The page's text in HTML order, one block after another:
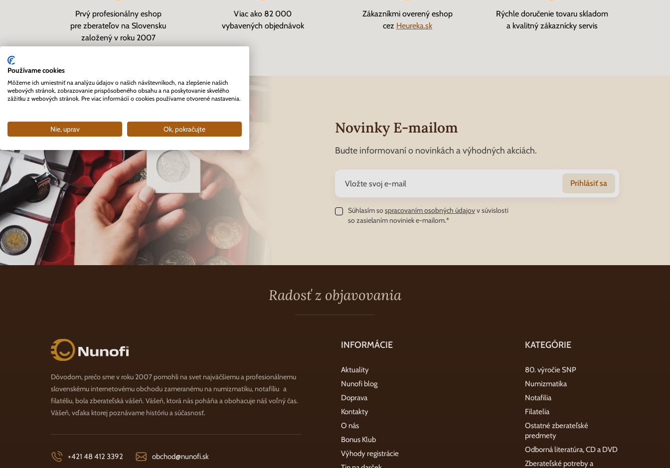
Prvý profesionálny eshop
pre zberateľov na Slovensku
založený v roku 2007
Viac ako 82 000
vybavených objednávok
Zákazníkmi overený eshop
cez Heureka.sk
Rýchle doručenie tovaru skladom
a kvalitný zákaznícky servis
Novinky E-mailom
Budte informovaní o novinkách a výhodných akciách.
Prihlásiť sa
Súhlasím sospracovaním osobných údajovv súvislosti
so zasielaním noviniek e-mailom.*
Radosť z objavovania
Nunofi.sk
Dôvodom, prečo sme v roku 2007 pomohli na svet najväčšiemu a profesionálnemu
slovenskému internetovému obchodu zameranému na numizmatiku, notafíliu a
filatéliu, bola zberateľská vášeň. Vášeň, ktorá nás poháňa a obohacuje náš voľný čas.
Vášeň, vďaka ktorej poznávame históriu a súčasnosť.
+421 48 412 3392 obchod@nunofi.sk
INFORMÁCIE
Aktuality
Nunofi blog
Doprava
Kontakty
O nás
Bonus Klub
Výhody registrácie
KATEGÓRIE
80. výročie SNP
Numizmatika
Notafilia
Filatelia
Ostatné zberateľské
predmety
Odborná literatúra, CD a DVD
Zberateľské potreby a
Používame cookies
Môžeme ich umiestniť na analýzu údajov o našich návštevníkoch, na zlepšenie našich
webových stránok, zobrazovanie prispôsobeného obsahu a na poskytovanie skvelého
zážitku z webových stránok. Pre viac informácií o cookies používame otvorené nastavenia.
Nie, uprav Ok, pokračujte